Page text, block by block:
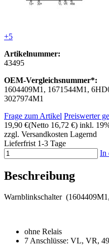
+5
Artikelnummer:
43495
OEM-Vergleichsnummer*:
1604409M1, 1671544M1,
3027974M1
Frage zum Artikel Preiswerter
19,90 €(Netto 16,72 €) inkl.
zzgl. Versandkosten Lagernd
Lieferfrist 1-3 Tage
In
Beschreibung
Warnblinkschalter
ohne Relais
7 Anschlüsse: VL, VR,